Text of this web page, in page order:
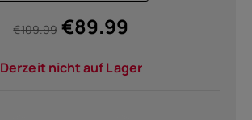
€109.99 €89.99
Derzeit nicht auf Lager